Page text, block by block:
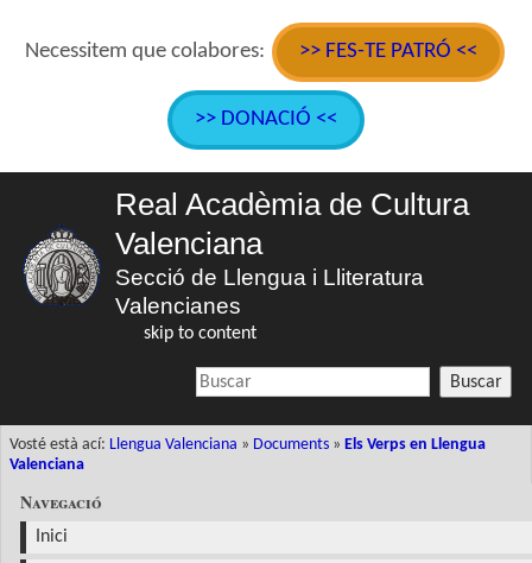
Necessitem que colabores: >> FES-TE PATRÓ <<
>> DONACIÓ <<
Real Acadèmia de Cultura
Valenciana
Secció de Llengua i Lliteratura
Valencianes
skip to content
Buscar
Vosté està ací: Llengua Valenciana » Documents »Els Verps en Llengua
Valenciana
Navegació
Inici